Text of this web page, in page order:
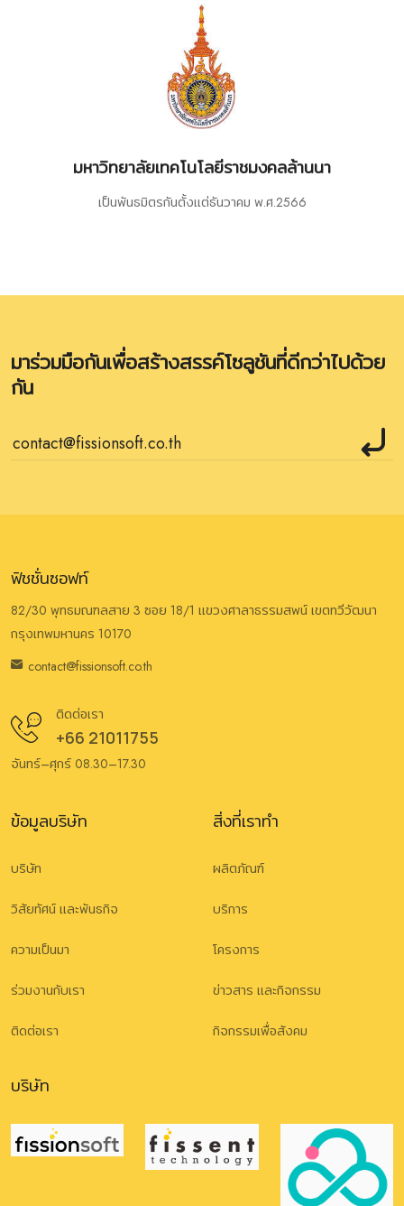
มหาวิทยาลัยเทคโนโลยีราชมงคลล้านนา
เป็นพันธมิตรกันตั้งเเต่ธันวาคม พ.ศ.2566
มาร่วมมือกันเพื่อสร้างสรรค์โซลูชันที่ดีกว่าไปด้วย
กัน
ฟิชชั่นซอฟท์
82/30 พุทธมณฑลสาย 3 ซอย 18/1 แขวงศาลาธรรมสพน์ เขตทวีวัฒนา
กรุงเทพมหานคร 10170
contact@fissionsoft.co.th
ติดต่อเรา
+66 21011755
จันทร์–ศุกร์ 08.30–17.30
ข้อมูลบริษัท
บริษัท
วิสัยทัศน์ และพันธกิจ
ความเป็นมา
ร่วมงานกับเรา
ติดต่อเรา
สิ่งที่เราทำ
ผลิตภัณฑ์
บริการ
โครงการ
ข่าวสาร และกิจกรรม
กิจกรรมเพื่อสังคม
บริษัท